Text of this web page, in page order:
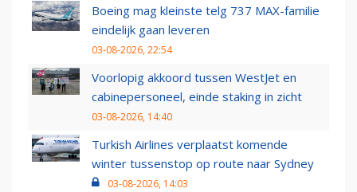
Boeing mag kleinste telg 737 MAX-familie
eindelijk gaan leveren
03-08-2026, 22:54
Voorlopig akkoord tussen WestJet en
cabinepersoneel, einde staking in zicht
03-08-2026, 14:40
Turkish Airlines verplaatst komende
winter tussenstop op route naar Sydney
03-08-2026, 14:03